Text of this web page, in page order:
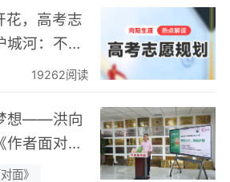
花，高考志
城河：不靠
19262阅读
想——洪向
作者面对
专题分享
面》